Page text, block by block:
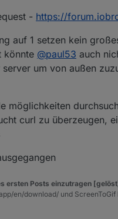
unterhttps://www.data.gv.at/
finden Sie unter
- https://
auf 1 setzen kein
könnte @paul53 auch
um von außen
möglichkeiten
curl zu überzeugen,
ersten Posts einzutragen
en/download/ und